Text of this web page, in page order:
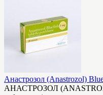
Анастрозол (Anastrozol)
АНАСТРОЗОЛ